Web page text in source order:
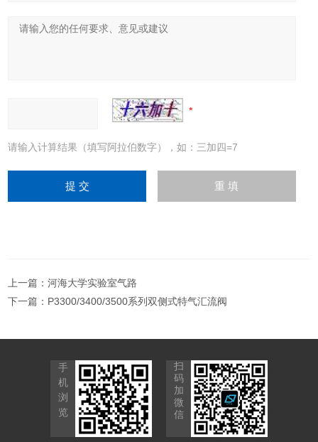
请输入计算结果（填写阿拉伯数字），如：三加四=7
上一篇：河海大学实验室气路
下一篇： P3300/3400/3500系列双侧式特气汇流阀
手
机
浏
览
扫
码
加
微
信